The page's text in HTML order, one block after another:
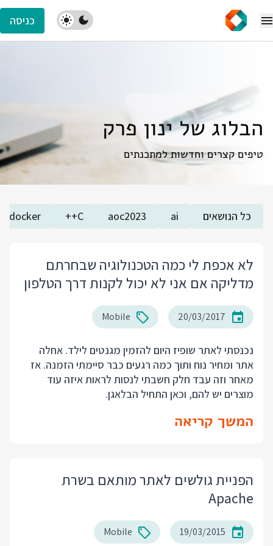
כניסה
הבלוג של ינון פרק
טיפים קצרים וחדשות למתכנתים
כל הנושאים ai
aoc2023
C++
docker
לא אכפת לי כמה הטכנולוגיה שבחרתם
מדליקה אם אני לא יכול לקנות דרך הטלפון
20/03/2017
Mobile
נכנסתי לאתר שופיז היום להזמין מגנטים לילד. אחלה
אתר ומחיר נוח ותוך כמה רגעים כבר סיימתי הזמנה. אז
מאחר וזה עבד חלק חשבתי לנסות לראות איזה עוד
מוצרים יש להם, וכאן התחיל הבלאגן.
המשך קריאה
הפניית גולשים לאתר מותאם בשרת
Apache
19/03/2015
Mobile